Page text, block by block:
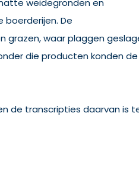
weidegronden en
boerderijen. De
grazen, waar plaggen
die producten konden de
de transcripties daarvan is